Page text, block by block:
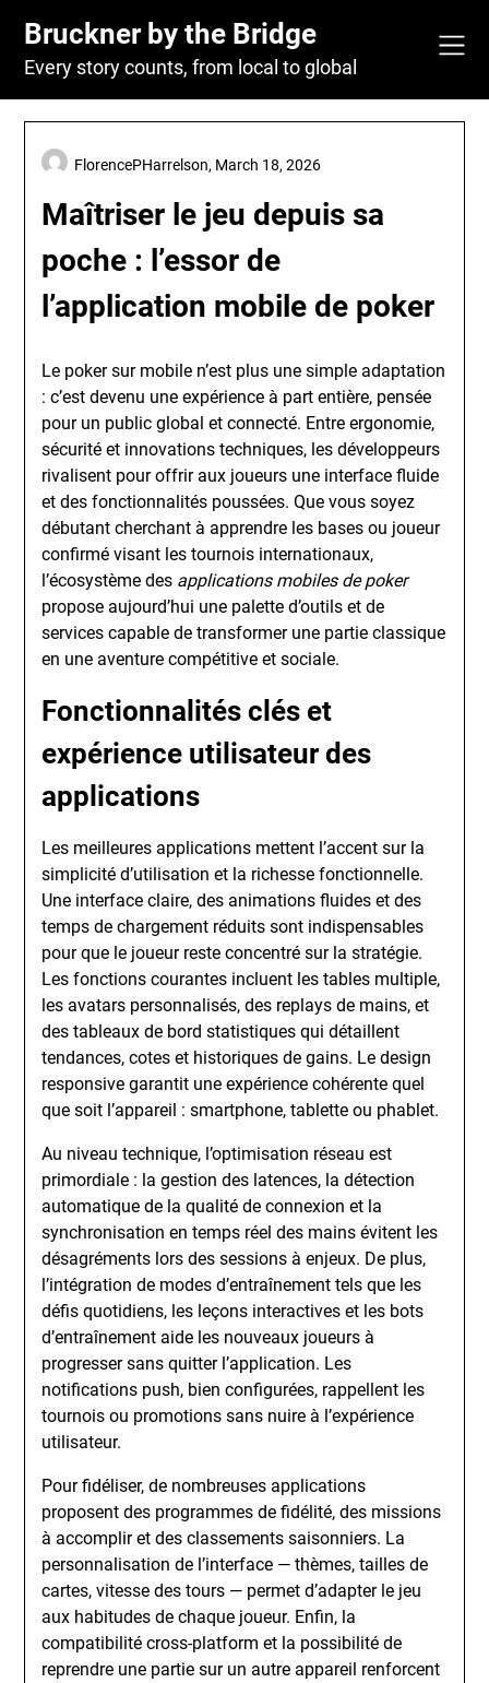
content
Bruckner by the Bridge
Every story counts, from local to global
Maîtriser le jeu depuis sa
poche : l’essor de
l’application mobile de poker
FlorencePHarrelson, March 18, 2026
Le poker sur mobile n’est plus une simple adaptation
: c’est devenu une expérience à part entière, pensée
pour un public global et connecté. Entre ergonomie,
sécurité et innovations techniques, les développeurs
rivalisent pour offrir aux joueurs une interface fluide
et des fonctionnalités poussées. Que vous soyez
débutant cherchant à apprendre les bases ou joueur
confirmé visant les tournois internationaux,
l’écosystème des applications mobiles de poker
propose aujourd’hui une palette d’outils et de
services capable de transformer une partie classique
en une aventure compétitive et sociale.
Fonctionnalités clés et
expérience utilisateur des
applications
Les meilleures applications mettent l’accent sur la
simplicité d’utilisation et la richesse fonctionnelle.
Une interface claire, des animations fluides et des
temps de chargement réduits sont indispensables
pour que le joueur reste concentré sur la stratégie.
Les fonctions courantes incluent les tables multiple,
les avatars personnalisés, des replays de mains, et
des tableaux de bord statistiques qui détaillent
tendances, cotes et historiques de gains. Le design
responsive garantit une expérience cohérente quel
que soit l’appareil : smartphone, tablette ou phablet.
Au niveau technique, l’optimisation réseau est
primordiale : la gestion des latences, la détection
automatique de la qualité de connexion et la
synchronisation en temps réel des mains évitent les
désagréments lors des sessions à enjeux. De plus,
l’intégration de modes d’entraînement tels que les
défis quotidiens, les leçons interactives et les bots
d’entraînement aide les nouveaux joueurs à
progresser sans quitter l’application. Les
notifications push, bien configurées, rappellent les
tournois ou promotions sans nuire à l’expérience
utilisateur.
Pour fidéliser, de nombreuses applications
proposent des programmes de fidélité, des missions
à accomplir et des classements saisonniers. La
personnalisation de l’interface — thèmes, tailles de
cartes, vitesse des tours — permet d’adapter le jeu
aux habitudes de chaque joueur. Enfin, la
compatibilité cross-platform et la possibilité de
reprendre une partie sur un autre appareil renforcent